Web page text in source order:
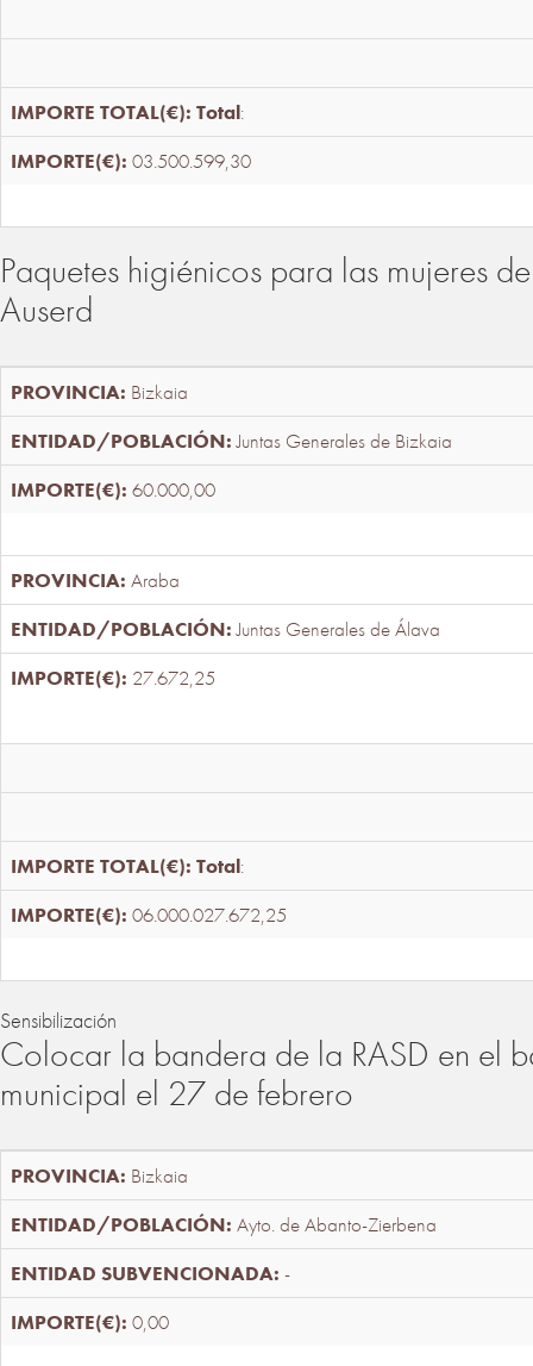
Total:
03.500.599,30
Paquetes higiénicos para las mujeres
Auserd
Bizkaia
Juntas Generales de Bizkaia
60.000,00
Araba
Juntas Generales de Álava
27.672,25
Total:
06.000.027.672,25
Sensibilización
Colocar la bandera de la RASD en el
municipal el 27 de febrero
Bizkaia
Ayto. de Abanto-Zierbena
-
0,00